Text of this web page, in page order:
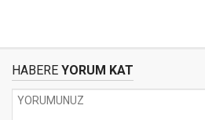
HABERE YORUM KAT